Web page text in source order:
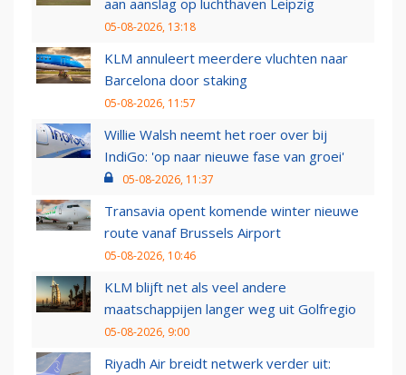
aan aanslag op luchthaven Leipzig
05-08-2026, 13:18
KLM annuleert meerdere vluchten naar
Barcelona door staking
05-08-2026, 11:57
Willie Walsh neemt het roer over bij
IndiGo: 'op naar nieuwe fase van groei'
05-08-2026, 11:37
Transavia opent komende winter nieuwe
route vanaf Brussels Airport
05-08-2026, 10:46
KLM blijft net als veel andere
maatschappijen langer weg uit Golfregio
05-08-2026, 9:00
Riyadh Air breidt netwerk verder uit: